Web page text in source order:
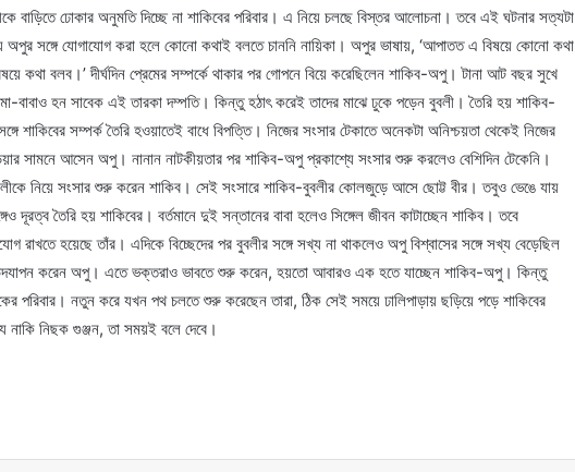
বাড়িতে ঢোকার অনুমতি দিচ্ছে না শাকিবের পরিবার। এ নিয়ে চলছে বিস্তর আলোচনা। তবে এই ঘটনার সত্যটা
সঙ্গে যোগাযোগ করা হলে কোনো কথাই বলতে চাননি নায়িকা। অপুর ভাষায়, ‘আপাতত এ বিষয়ে কোনো কথা
কথা বলব।’ দীর্ঘদিন প্রেমের সম্পর্কে থাকার পর গোপনে বিয়ে করেছিলেন শাকিব-অপু। টানা আট বছর সুখে
বাবাও হন সাবেক এই তারকা দম্পতি। কিন্তু হঠাৎ করেই তাদের মাঝে ঢুকে পড়েন বুবলী। তৈরি হয় শাকিব-
শাকিবের সম্পর্ক তৈরি হওয়াতেই বাধে বিপত্তি। নিজের সংসার টেকাতে অনেকটা অনিশ্চয়তা থেকেই নিজের
সামনে আসেন অপু। নানান নাটকীয়তার পর শাকিব-অপু প্রকাশ্যে সংসার শুরু করলেও বেশিদিন টেকেনি।
নিয়ে সংসার শুরু করেন শাকিব। সেই সংসারে শাকিব-বুবলীর কোলজুড়ে আসে ছোট্ট বীর। তবুও ভেঙে যায়
দূরত্ব তৈরি হয় শাকিবের। বর্তমানে দুই সন্তানের বাবা হলেও সিঙ্গেল জীবন কাটাচ্ছেন শাকিব। তবে
রাখতে হয়েছে তাঁর। এদিকে বিচ্ছেদের পর বুবলীর সঙ্গে সখ্য না থাকলেও অপু বিশ্বাসের সঙ্গে সখ্য বেড়েছিল
উদযাপন করেন অপু। এতে ভক্তরাও ভাবতে শুরু করেন, হয়তো আবারও এক হতে যাচ্ছেন শাকিব-অপু। কিন্তু
পরিবার। নতুন করে যখন পথ চলতে শুরু করেছেন তারা, ঠিক সেই সময়ে ঢালিপাড়ায় ছড়িয়ে পড়ে শাকিবের
নিছক গুঞ্জন, তা সময়ই বলে দেবে।